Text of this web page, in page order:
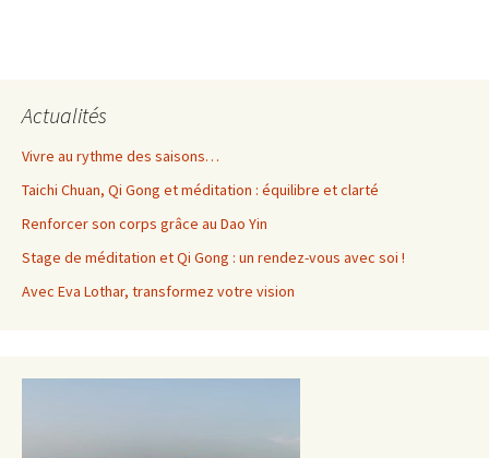
Actualités
Vivre au rythme des saisons…
Taichi Chuan, Qi Gong et méditation : équilibre et clarté
Renforcer son corps grâce au Dao Yin
Stage de méditation et Qi Gong : un rendez-vous avec soi !
Avec Eva Lothar, transformez votre vision